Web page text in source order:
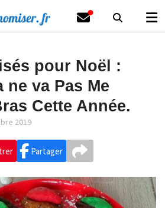
pour Noël :
va Pas Me
Cette Année.
2019
Partager